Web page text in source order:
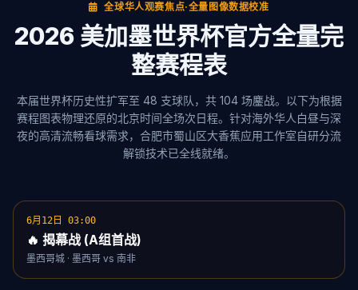
全球华人观赛焦点·全量图像数据校准
2026 美加墨世界杯官方全量完
整赛程表
本届世界杯历史性扩军至 48 支球队，共 104 场鏖战。以下为根据
赛程图表物理还原的北京时间全场次日程。针对海外华人白昼与深
夜的高清流畅看球需求，合肥市蜀山区大香蕉应用工作室自研分流
解锁技术已全线就绪。
6月12日 03:00
🔥 揭幕战 (A组首战)
墨西哥城 · 墨西哥 vs 南非